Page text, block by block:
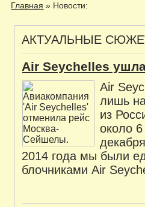
Главная » Новости:
АКТУАЛЬНЫЕ
Air Seychelles
Air
лишь
из
около
2014 года мы были
блочниками Air